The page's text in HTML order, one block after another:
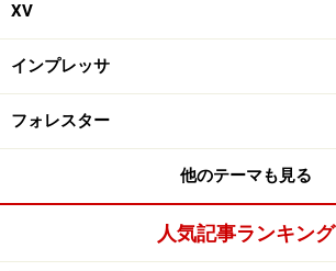
XV
インプレッサ
フォレスター
他のテーマも見る
人気記事ランキング